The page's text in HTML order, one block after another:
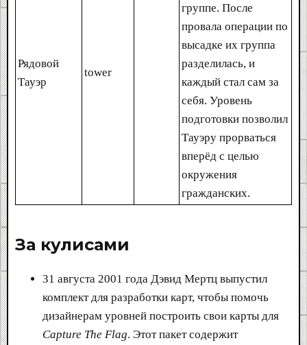
Рядовой
Тауэр
tower
группе. После
провала операции по
высадке их группа
разделилась, и
каждый стал сам за
себя. Уровень
подготовки позволил
Тауэру прорваться
вперёд с целью
окружения
гражданских.
За кулисами​
31 августа 2001 года Дэвид Мертц выпустил
комплект для разработки карт, чтобы помочь
дизайнерам уровней построить свои карты для
Capture The Flag. Этот пакет содержит